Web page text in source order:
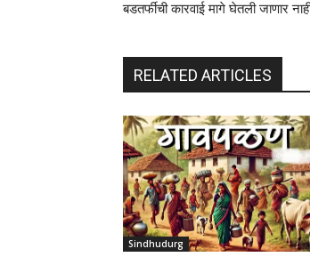
बडतर्फीची कारवाई मागे घेतली जाणार
RELATED ARTICLES
Sindhudurg